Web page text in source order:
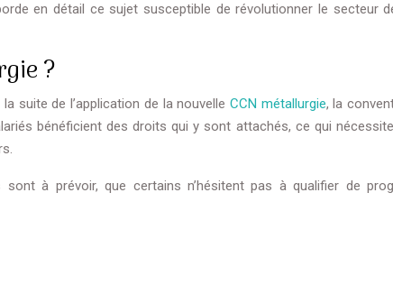
en détail ce sujet susceptible de révolutionner le secteur
?
suite de l’application de la nouvelle CCN métallurgie, la
bénéficient des droits qui y sont attachés, ce qui
à prévoir, que certains n’hésitent pas à qualifier de